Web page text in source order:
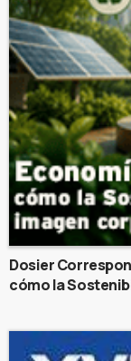
Dosier
cómo la